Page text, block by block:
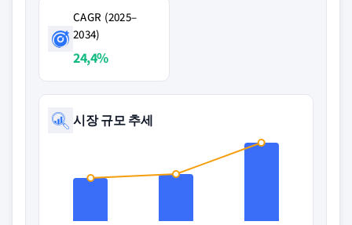
CAGR (2025–
2034)
24,4%
시장 규모 추세